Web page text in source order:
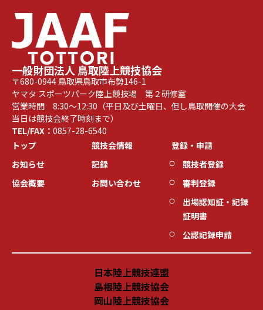
一般財団法人 鳥取陸上競技協会
〒680-0944 鳥取県鳥取市布勢146-1
ヤマタ スポーツパーク陸上競技場 第２研修室
営業時間 8:30～12:30（平日及び土曜日、但し鳥取開催の大会
当日は競技会終了時刻まで）
TEL/FAX： 0857-28-6540
トップ
お知らせ
協会概要
競技会情報
記録
お問い合わせ
登録・申請
競技者登録
審判登録
出場認知証・記録
証明書
公認記録申請
日本陸上競技連盟
島根陸上競技協会
岡山陸上競技協会